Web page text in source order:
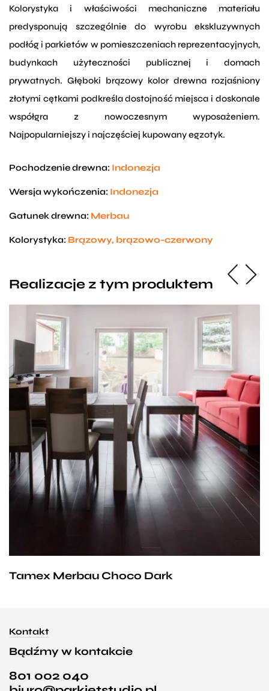
Kolorystyka i właściwości mechaniczne materiału
predysponują szczególnie do wyrobu ekskluzywnych
podłóg i parkietów w pomieszczeniach reprezentacyjnych,
budynkach użyteczności publicznej i domach
prywatnych. Głęboki brązowy kolor drewna rozjaśniony
złotymi cętkami podkreśla dostojność miejsca i doskonale
współgra z nowoczesnym wyposażeniem.
Najpopularniejszy i najczęściej kupowany egzotyk.
Pochodzenie drewna: Indonezja
Wersja wykończenia: Indonezja
Gatunek drewna: Merbau
Kolorystyka: Brązowy, brązowo-czerwony
Realizacje z tym produktem
Tamex Merbau Choco Dark
Kontakt
Bądźmy w kontakcie
801 002 040